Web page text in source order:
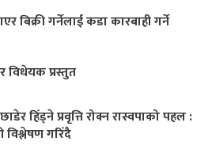
बिक्री गर्नेलाई कडा कारबाही गर्ने
विधेयक प्रस्तुत
हिँड्ने प्रवृत्ति रोक्न रास्वपाको पहल :
गरिँदै